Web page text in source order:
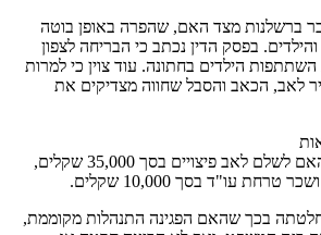
ברשלנות מצד האם, שהפרה באופן בוטה
בפסק הדין נכתב כי הבריחה לצפון
הילדים בחתונה. עוד צוין כי למרות
לאב, הכאב והסבל שחווה מצדיקים את
בית המשפט חייב את האם לשלם לאב פיצויים בסך 35,000 שקלים,
עו"ד בסך 10,000 שקלים.
בכך שהאם הפגינה התנהלות מקוממת,